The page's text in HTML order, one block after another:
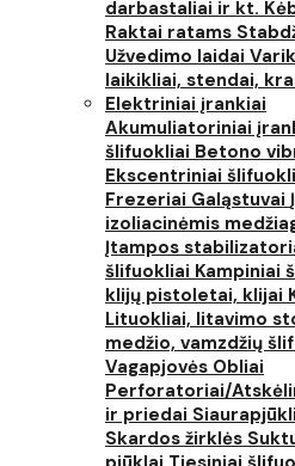
darbastaliai ir kt.
Raktai ratams
Užvedimo laidai
laikikliai, stendai,
Elektriniai įrankiai
Akumuliatoriniai
šlifuokliai Betono
Ekscentriniai
Frezeriai Galąstuvai
izoliacinėmis
Įtampos
šlifuokliai Kampiniai
klijų pistoletai, klijai
Lituokliai, litavimo
medžio, vamzdžių
Vagapjovės Obliai
Perforatoriai/
ir priedai
Skardos žirklės